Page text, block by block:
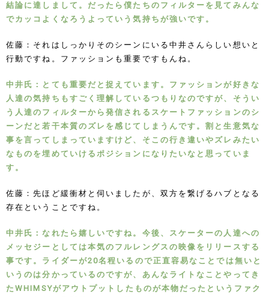
結論に達しまして。だったら僕たちのフィルターを見てみんな
でカッコよくなろうよっていう気持ちが強いです。
佐藤：それはしっかりそのシーンにいる中井さんらしい想いと
行動ですね。ファッションも重要ですもんね。
中井氏：とても重要だと捉えています。ファッションが好きな
人達の気持ちもすごく理解しているつもりなのですが、そうい
う人達のフィルターから発信されるスケートファッションのシ
ーンだと若干本質のズレを感じてしまうんです。割と生意気な
事を言ってしまっていますけど、そこの行き違いやズレみたい
なものを埋めていけるポジションになりたいなと思っていま
す。
佐藤：先ほど緩衝材と伺いましたが、双方を繋げるハブとなる
存在ということですね。
中井氏：なれたら嬉しいですね。今後、スケーターの人達への
メッセジーとしては本気のフルレングスの映像をリリースする
事です。ライダーが20名程いるので正直容易なことでは無いと
いうのは分かっているのですが、あんなライトなことやってき
たWHIMSYがアウトプットしたものが本物だったというファク